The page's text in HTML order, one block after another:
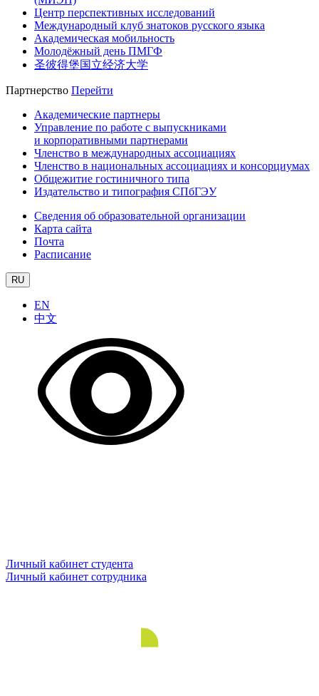
Центр перспективных исследований
Международный клуб знатоков русского языка
Академическая мобильность
Молодёжный день ПМГФ
圣彼得堡国立经济大学
Партнерство Перейти
Академические партнеры
Управление по работе с выпускниками
и корпоративными партнерами
Членство в международных ассоциациях
Членство в национальных ассоциациях и консорциумах
Общежитие гостиничного типа
Издательство и типография СПбГЭУ
Сведения об образовательной организации
Карта сайта
Почта
Расписание
RU
EN
中文
Личный кабинет студента
Личный кабинет сотрудника